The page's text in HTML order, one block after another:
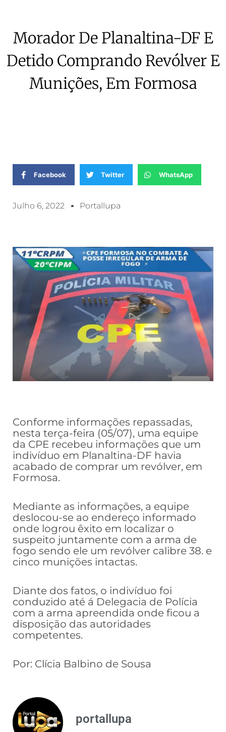
Morador De Planaltina-DF E
Detido Comprando Revólver E
Munições, Em Formosa
Facebook Twitter WhatsApp
Julho 6, 2022 Portallupa
Conforme informações repassadas,
nesta terça-feira (05/07), uma equipe
da CPE recebeu informações que um
indivíduo em Planaltina-DF havia
acabado de comprar um revólver, em
Formosa.
Mediante as informações, a equipe
deslocou-se ao endereço informado
onde logrou êxito em localizar o
suspeito juntamente com a arma de
fogo sendo ele um revólver calibre 38. e
cinco munições intactas.
Diante dos fatos, o indivíduo foi
conduzido até á Delegacia de Polícia
com a arma apreendida onde ficou a
disposição das autoridades
competentes.
Por: Clícia Balbino de Sousa
portallupa